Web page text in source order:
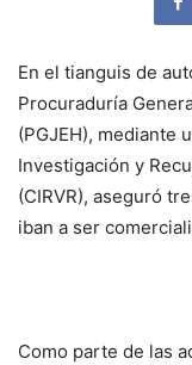
En el tianguis de
Procuraduría
(PGJEH), mediante
Investigación y
(CIRVR), aseguró
iban a ser
Como parte de las